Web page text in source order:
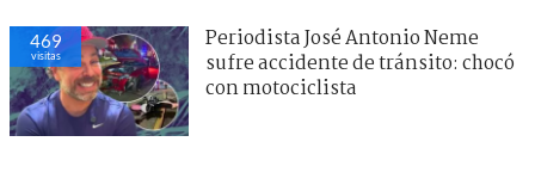
469
visitas
Periodista José Antonio Neme
sufre accidente de tránsito: chocó
con motociclista